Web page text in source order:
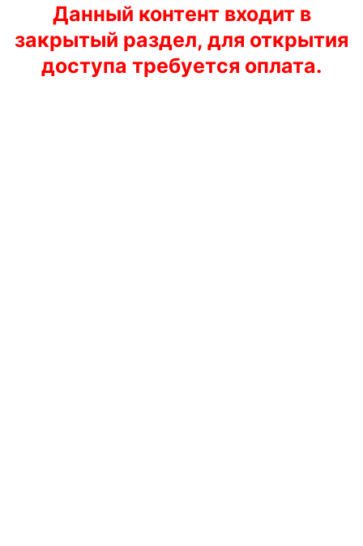
Данный контент входит в
закрытый раздел, для открытия
доступа требуется оплата.